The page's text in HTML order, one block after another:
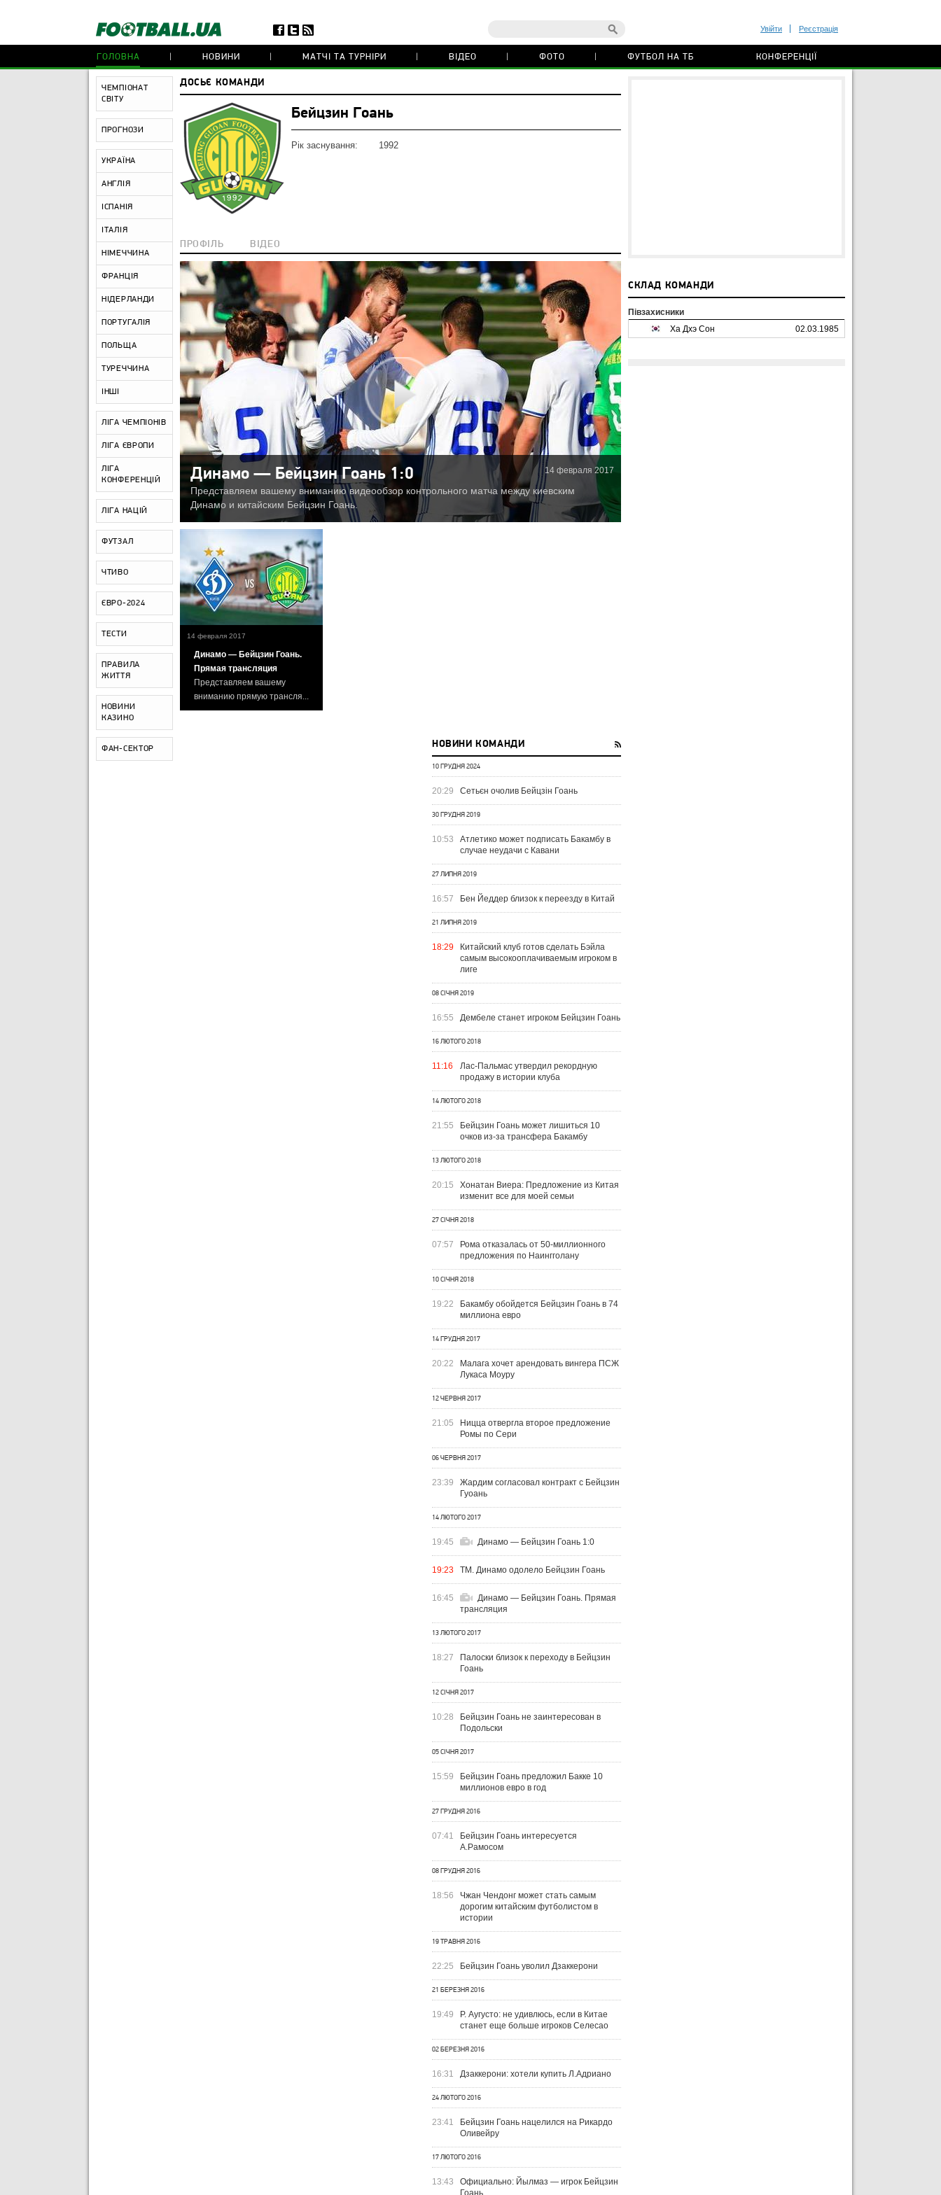
Увійти Реєстрація
ГОЛОВНА НОВИНИ МАТЧІ ТА ТУРНІРИ ВІДЕО ФОТО ФУТБОЛ НА ТБ КОНФЕРЕНЦІЇ
ЧЕМПІОНАТ
СВІТУ
ПРОГНОЗИ
УКРАЇНА
АНГЛІЯ
ІСПАНІЯ
ІТАЛІЯ
НІМЕЧЧИНА
ФРАНЦІЯ
НІДЕРЛАНДИ
ПОРТУГАЛІЯ
ПОЛЬЩА
ТУРЕЧЧИНА
ІНШІ
ЛІГА ЧЕМПІОНІВ
ЛІГА ЄВРОПИ
ЛІГА
КОНФЕРЕНЦІЙ
ЛІГА НАЦІЙ
ФУТЗАЛ
ЧТИВО
ЄВРО-2024
ТЕСТИ
ПРАВИЛА
ЖИТТЯ
НОВИНИ
КАЗИНО
ФАН-СЕКТОР
ДОСЬЄ КОМАНДИ
Бейцзин Гоань
Рік заснування: 1992
ПРОФІЛЬ ВІДЕО
14 февраля 2017
Динамо — Бейцзин Гоань 1:0
Представляем вашему вниманию видеообзор контрольного матча между киевским
Динамо и китайским Бейцзин Гоань.
14 февраля 2017
Динамо — Бейцзин Гоань.
Прямая трансляция
Представляем вашему
вниманию прямую трансля...
НОВИНИ КОМАНДИ
10 ГРУДНЯ 2024
20:29 Сетьєн очолив Бейцзін Гоань
30 ГРУДНЯ 2019
10:53
Атлетико может подписать Бакамбу в
случае неудачи с Кавани
27 ЛИПНЯ 2019
16:57 Бен Йеддер близок к переезду в Китай
21 ЛИПНЯ 2019
18:29
Китайский клуб готов сделать Бэйла
самым высокооплачиваемым игроком в
лиге
08 СІЧНЯ 2019
16:55 Дембеле станет игроком Бейцзин Гоань
16 ЛЮТОГО 2018
11:16
Лас-Пальмас утвердил рекордную
продажу в истории клуба
14 ЛЮТОГО 2018
21:55
Бейцзин Гоань может лишиться 10
очков из-за трансфера Бакамбу
13 ЛЮТОГО 2018
20:15
Хонатан Виера: Предложение из Китая
изменит все для моей семьи
27 СІЧНЯ 2018
07:57
Рома отказалась от 50-миллионного
предложения по Наингголану
10 СІЧНЯ 2018
19:22
Бакамбу обойдется Бейцзин Гоань в 74
миллиона евро
14 ГРУДНЯ 2017
20:22
Малага хочет арендовать вингера ПСЖ
Лукаса Моуру
12 ЧЕРВНЯ 2017
21:05
Ницца отвергла второе предложение
Ромы по Сери
06 ЧЕРВНЯ 2017
23:39
Жардим согласовал контракт с Бейцзин
Гуоань
14 ЛЮТОГО 2017
19:45 Динамо — Бейцзин Гоань 1:0
19:23 ТМ. Динамо одолело Бейцзин Гоань
16:45
Динамо — Бейцзин Гоань. Прямая
трансляция
13 ЛЮТОГО 2017
18:27
Палоски близок к переходу в Бейцзин
Гоань
12 СІЧНЯ 2017
10:28
Бейцзин Гоань не заинтересован в
Подольски
05 СІЧНЯ 2017
15:59
Бейцзин Гоань предложил Бакке 10
миллионов евро в год
27 ГРУДНЯ 2016
07:41
Бейцзин Гоань интересуется
А.Рамосом
08 ГРУДНЯ 2016
18:56
Чжан Чендонг может стать самым
дорогим китайским футболистом в
истории
19 ТРАВНЯ 2016
22:25 Бейцзин Гоань уволил Дзаккерони
21 БЕРЕЗНЯ 2016
19:49
Р. Аугусто: не удивлюсь, если в Китае
станет еще больше игроков Селесао
02 БЕРЕЗНЯ 2016
16:31 Дзаккерони: хотели купить Л.Адриано
24 ЛЮТОГО 2016
23:41
Бейцзин Гоань нацелился на Рикардо
Оливейру
17 ЛЮТОГО 2016
13:43
Официально: Йылмаз — игрок Бейцзин
Гоань
СКЛАД КОМАНДИ
Півзахисники
Ха Дхэ Сон
02.03.1985